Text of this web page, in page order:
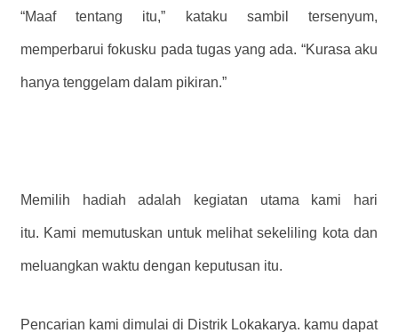
“Maaf tentang itu,” kataku sambil tersenyum,
memperbarui fokusku pada tugas yang ada. “Kurasa aku
hanya tenggelam dalam pikiran.”
Memilih hadiah adalah kegiatan utama kami hari
itu. Kami memutuskan untuk melihat sekeliling kota dan
meluangkan waktu dengan keputusan itu.
Pencarian kami dimulai di Distrik Lokakarya. kamu dapat